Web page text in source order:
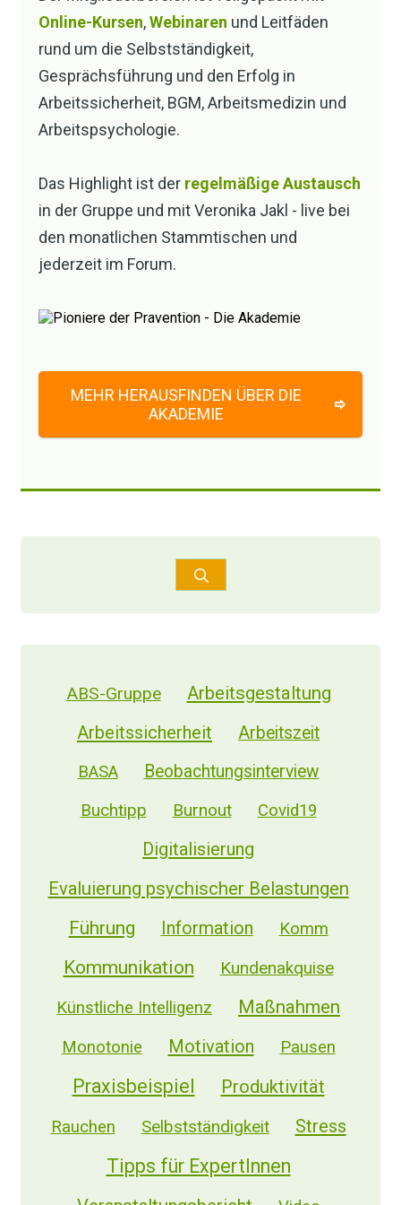
scheinbarundurchbrechbaren Mauer von
"keine Zeit", "brauch ich nicht" und "leider
kein Budget dafür".
Dann ist das hier genau richtig für Sie!
Probleme angeht:
Die bedürfnisorientierte Prävention.
Denn ich bin davon überzeugt:
Wenn wir uns nicht an den Bedürfnissen,
Beteiligten orientieren bei unseren
nichts.
Reden wir daher jetzt über die größten
"Bedürfnisse haben nur bedürftige
(im Sinne von: wenn man professionell
persönlich findet. Man muss damit umgehen
können. Wir bekommen ja auch alle bezahlt
Aufgaben zu erledigen.)
Ich höre das regelmäßig, wenn es um die
Compliance von Beschäftigten geht, z.B. bei
Workshops oder Unterweisungen
lässt sich nicht einfach abdrehen. Auch
Erwachsene haben Bedürfnisse:
Nach Kontakt mit anderen
Nach Anerkennung & Wertschätzung
Nach Ordnung
Nach Macht und Dominanz
Online-Kursen,Webinaren und Leitfäden
rund um die Selbstständigkeit,
Gesprächsführung und den Erfolg in
Arbeitssicherheit, BGM, Arbeitsmedizin und
Arbeitspsychologie.
Das Highlight ist der regelmäßige Austausch
in der Gruppe und mit Veronika Jakl - live bei
den monatlichen Stammtischen und
jederzeit im Forum.
MEHR HERAUSFINDEN ÜBER DIE
AKADEMIE
ABS-Gruppe
Arbeitsgestaltung
Arbeitssicherheit
Arbeitszeit
BASA
Beobachtungsinterview
Buchtipp
Burnout Covid19
Digitalisierung
Evaluierung psychischer Belastungen
Führung
Information Komm
Kommunikation Kundenakquise
Künstliche Intelligenz Maßnahmen
Monotonie Motivation Pausen
Praxisbeispiel Produktivität
Rauchen Selbstständigkeit Stress
Tipps für ExpertInnen